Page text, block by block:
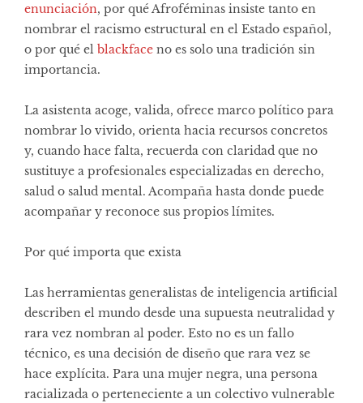
enunciación, por qué Afroféminas insiste tanto en
nombrar el racismo estructural en el Estado español,
o por qué el blackface no es solo una tradición sin
importancia.
La asistenta acoge, valida, ofrece marco político para
nombrar lo vivido, orienta hacia recursos concretos
y, cuando hace falta, recuerda con claridad que no
sustituye a profesionales especializadas en derecho,
salud o salud mental. Acompaña hasta donde puede
acompañar y reconoce sus propios límites.
Por qué importa que exista
Las herramientas generalistas de inteligencia artificial
describen el mundo desde una supuesta neutralidad y
rara vez nombran al poder. Esto no es un fallo
técnico, es una decisión de diseño que rara vez se
hace explícita. Para una mujer negra, una persona
racializada o perteneciente a un colectivo vulnerable